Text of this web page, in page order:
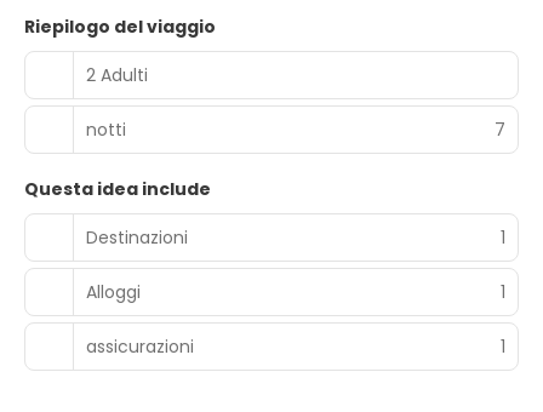
Riepilogo del viaggio
2 Adulti
notti 7
Questa idea include
Destinazioni
1
Alloggi 1
assicurazioni 1